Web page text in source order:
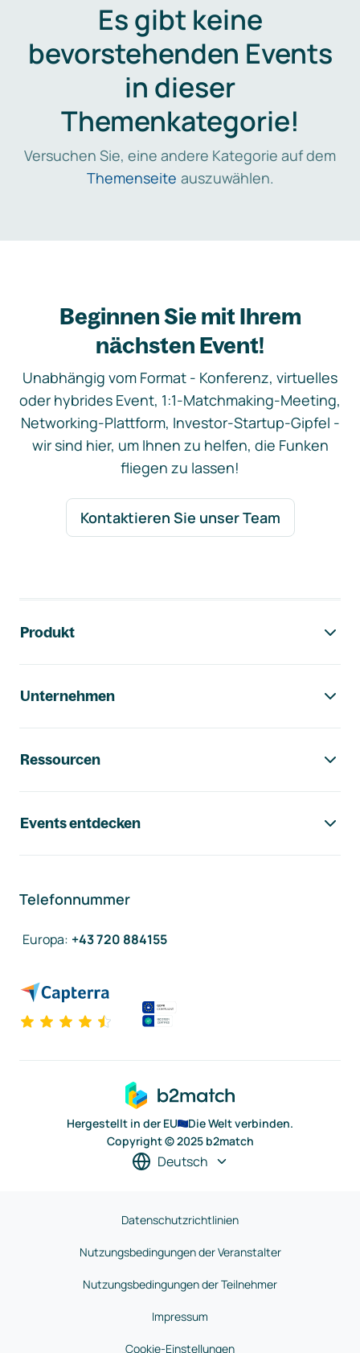
Es gibt keine
bevorstehenden Events
in dieser
Themenkategorie!
Versuchen Sie, eine andere Kategorie auf dem
Themenseite auszuwählen.
Beginnen Sie mit Ihrem
nächsten Event!
Unabhängig vom Format - Konferenz, virtuelles
oder hybrides Event, 1:1-Matchmaking-Meeting,
Networking-Plattform, Investor-Startup-Gipfel -
wir sind hier, um Ihnen zu helfen, die Funken
fliegen zu lassen!
Kontaktieren Sie unser Team
Produkt
Unternehmen
Ressourcen
Events entdecken
Telefonnummer
Europa: +43 720 884155
Hergestellt in der EU
Die Welt verbinden.
Copyright © 2025 b2match
Deutsch
Datenschutzrichtlinien
Nutzungsbedingungen der Veranstalter
Nutzungsbedingungen der Teilnehmer
Impressum
Cookie-Einstellungen